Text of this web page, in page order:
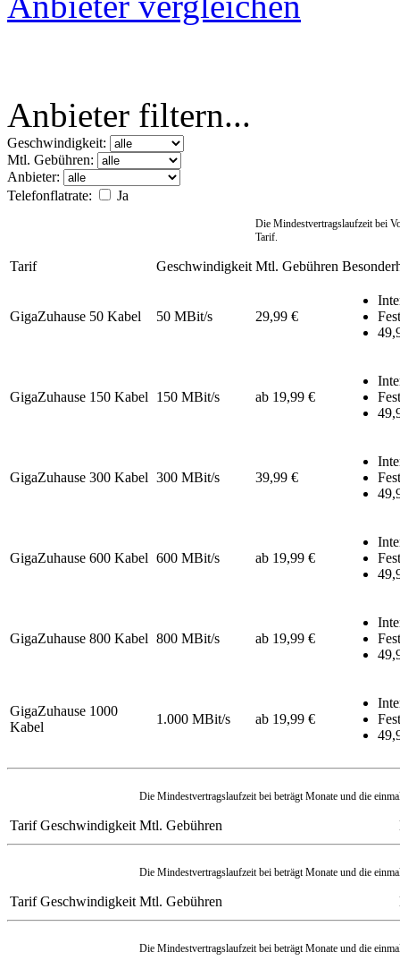
Anbieter filtern...
Geschwindigkeit:
Mtl. Gebühren:
Anbieter:
Telefonflatrate:
Ja
Die Mindestvertragslaufzeit bei
Tarif.
Tarif Geschwindigkeit Mtl. Gebühren
GigaZuhause 50 Kabel 50 MBit/s 29,99 €
GigaZuhause 150 Kabel 150 MBit/s ab 19,99 €
GigaZuhause 300 Kabel 300 MBit/s 39,99 €
GigaZuhause 600 Kabel 600 MBit/s ab 19,99 €
GigaZuhause 800 Kabel 800 MBit/s ab 19,99 €
GigaZuhause 1000
Kabel
1.000 MBit/s ab 19,99 €
Die Mindestvertragslaufzeit bei beträgt Monate und die
Tarif Geschwindigkeit Mtl. Gebühren
Die Mindestvertragslaufzeit bei beträgt Monate und die
Tarif Geschwindigkeit Mtl. Gebühren
Die Mindestvertragslaufzeit bei beträgt Monate und die